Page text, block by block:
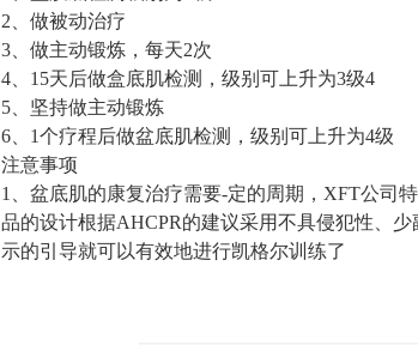
2、做被动治疗
3、做主动锻炼，每天2次
4、15天后做盒底肌检测，级别可上升为3级4
5、坚持做主动锻炼
6、1个疗程后做盆底肌检测，级别可上升为4级
注意事项
1、盆底肌的康复治疗需要-定的周期，XFT公司
品的设计根据AHCPR的建议采用不具侵犯性、
示的引导就可以有效地进行凯格尔